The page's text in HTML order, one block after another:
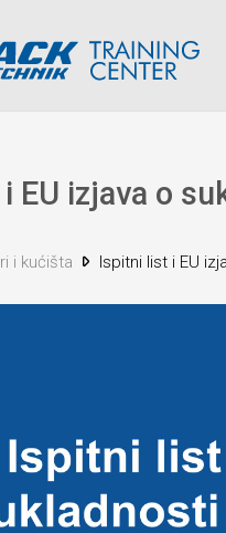
EU izjava o
i kućišta Ispitni list i EU